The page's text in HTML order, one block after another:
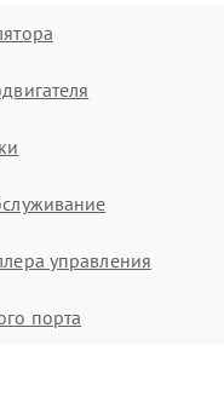
управления
порта